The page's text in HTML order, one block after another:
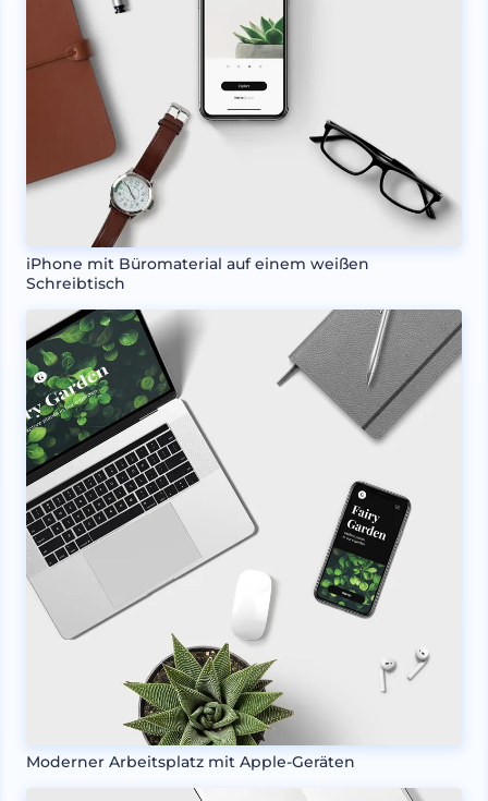
iPhone mit Büromaterial auf einem weißen
Schreibtisch
Moderner Arbeitsplatz mit Apple-Geräten